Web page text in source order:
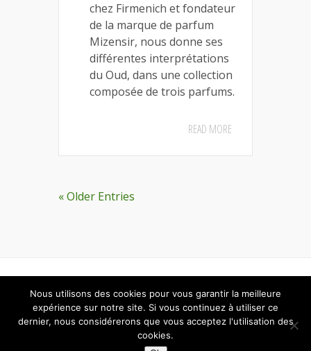
chez Firmenich et fondateur
de la marque de parfum
Mizensir, nous donne ses
différentes interprétations
du Oud, dans une collection
composée de trois parfums.
READ MORE
« Older Entries
WordPress
Nous utilisons des cookies pour vous garantir la meilleure
expérience sur notre site. Si vous continuez à utiliser ce
dernier, nous considérerons que vous acceptez l'utilisation des
cookies.